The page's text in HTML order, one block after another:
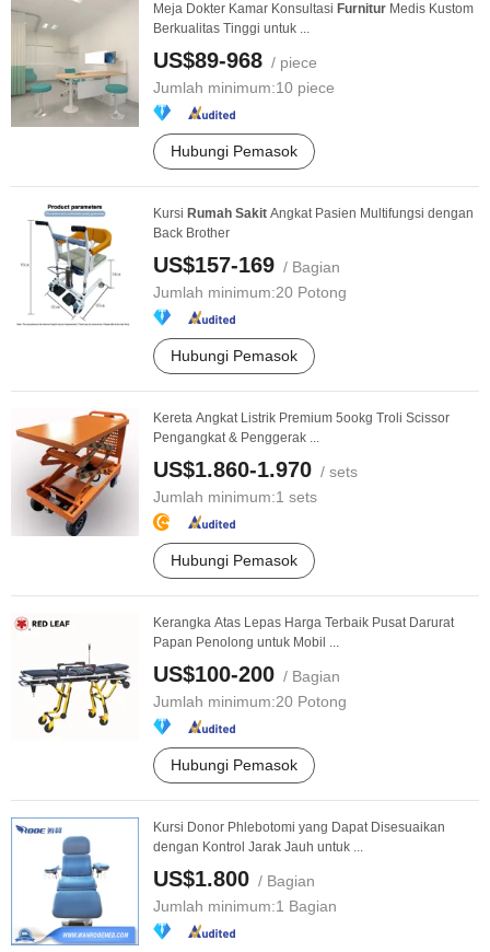
Meja Dokter Kamar Konsultasi Furnitur Medis Kustom
Berkualitas Tinggi untuk ...
US$89-968 / piece
Jumlah minimum:10 piece
Hubungi Pemasok
Kursi Rumah Sakit Angkat Pasien Multifungsi dengan
Back Brother
US$157-169 / Bagian
Jumlah minimum:20 Potong
Hubungi Pemasok
Kereta Angkat Listrik Premium 5ookg Troli Scissor
Pengangkat & Penggerak ...
US$1.860-1.970 / sets
Jumlah minimum:1 sets
Hubungi Pemasok
Kerangka Atas Lepas Harga Terbaik Pusat Darurat
Papan Penolong untuk Mobil ...
US$100-200 / Bagian
Jumlah minimum:20 Potong
Hubungi Pemasok
Kursi Donor Phlebotomi yang Dapat Disesuaikan
dengan Kontrol Jarak Jauh untuk ...
US$1.800 / Bagian
Jumlah minimum:1 Bagian